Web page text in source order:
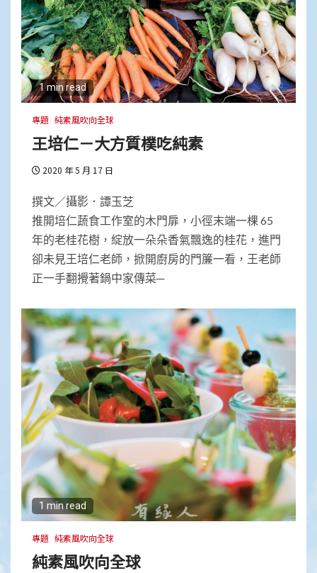
1 min read
專題 純素風吹向全球
王培仁－大方質樸吃純素
2020 年 5 月 17 日
撰文／攝影．譚玉芝
推開培仁蔬食工作室的木門扉，小徑末端一棵 65
年的老桂花樹，綻放一朵朵香氣飄逸的桂花，進門
卻未見王培仁老師，掀開廚房的門簾一看，王老師
正一手翻攪著鍋中家傳菜─
1 min read
專題 純素風吹向全球
純素風吹向全球